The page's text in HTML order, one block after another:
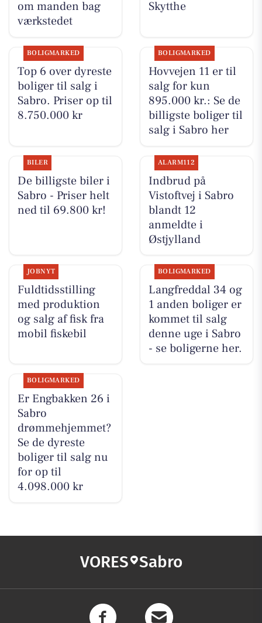
om manden bag
værkstedet
Skytthe
BOLIGMARKED
Top 6 over dyreste
boliger til salg i
Sabro. Priser op til
8.750.000 kr
BOLIGMARKED
Hovvejen 11 er til
salg for kun
895.000 kr.: Se de
billigste boliger til
salg i Sabro her
BILER
De billigste biler i
Sabro - Priser helt
ned til 69.800 kr!
ALARM112
Indbrud på
Vistoftvej i Sabro
blandt 12
anmeldte i
Østjylland
JOBNYT
Fuldtidsstilling
med produktion
og salg af fisk fra
mobil fiskebil
BOLIGMARKED
Langfreddal 34 og
1 anden boliger er
kommet til salg
denne uge i Sabro
- se boligerne her.
BOLIGMARKED
Er Engbakken 26 i
Sabro
drømmehjemmet?
Se de dyreste
boliger til salg nu
for op til
4.098.000 kr
VORES Sabro